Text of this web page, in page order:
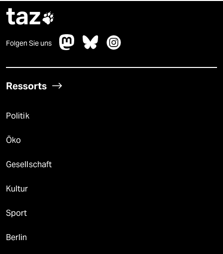
taz
Folgen Sie uns
Ressorts
Politik
Öko
Gesellschaft
Kultur
Sport
Berlin